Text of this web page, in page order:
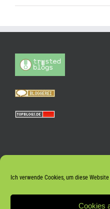
Ich verwende Cookies, um diese
Cookies